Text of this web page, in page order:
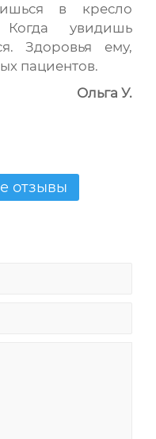
в кресло
Когда увидишь
Здоровья ему,
пациентов.
Ольга У.
отзывы